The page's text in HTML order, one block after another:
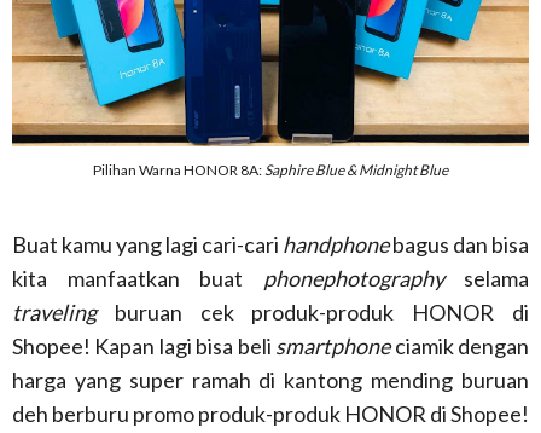
Pilihan Warna HONOR 8A: Saphire Blue & Midnight Blue
Buat kamu yang lagi cari-cari handphonebagus dan bisa
kita manfaatkan buat phonephotography selama
traveling buruan cek produk-produk HONOR di
Shopee! Kapan lagi bisa beli smartphoneciamik dengan
harga yang super ramah di kantong mending buruan
deh berburu promo produk-produk HONOR di Shopee!